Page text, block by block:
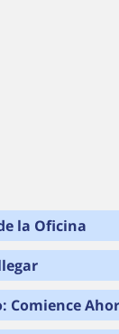
la Oficina
Comience